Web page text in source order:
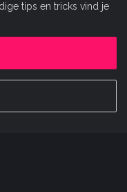
tips en tricks vind je